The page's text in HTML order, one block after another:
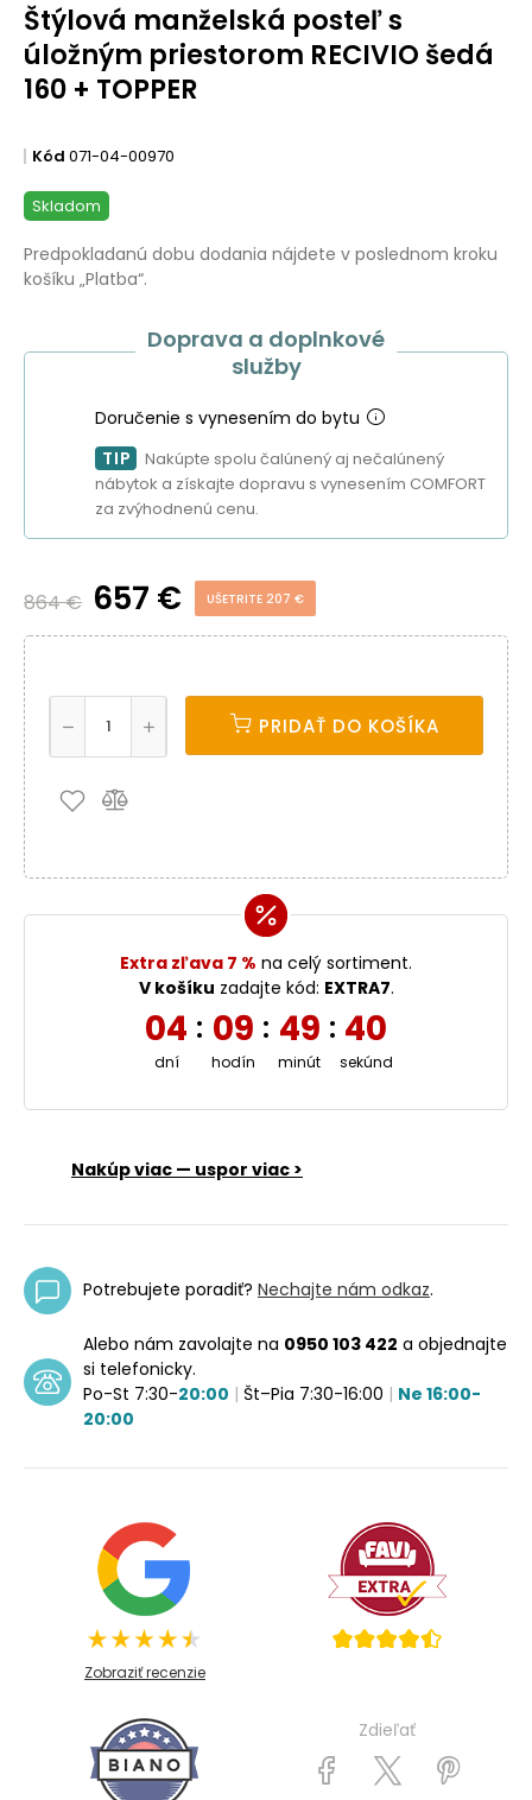
Štýlová manželská posteľ s
úložným priestorom RECIVIO šedá
160 + TOPPER
Kód 071-04-00970
Skladom
Predpokladanú dobu dodania nájdete v poslednom kroku
košíku „Platba“.
Doprava a doplnkové
služby
Doručenie s vynesením do bytu
TIP
Nakúpte spolu čalúnený aj nečalúnený
nábytok a získajte dopravu s vynesením COMFORT
za zvýhodnenú cenu.
864 € 657 € UŠETRITE 207 €
PRIDAŤ DO KOŠÍKA
Extra zľava 7 % na celý sortiment.
V košíku zadajte kód: EXTRA7.
04
dní
: 09
hodín
: 49
minút
: 40
sekúnd
Nakúp viac — uspor viac >
Potrebujete poradiť? Nechajte nám odkaz.
Alebo nám zavolajte na 0950 103 422 a objednajte
si telefonicky.
Po-St 7:30-20:00 | Št–Pia 7:30-16:00 | Ne 16:00-
20:00
Zobraziť recenzie
Zdieľať